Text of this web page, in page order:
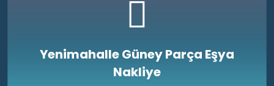
Yenimahalle Güney Parça Eşya
Nakliye